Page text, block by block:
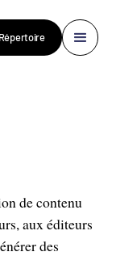
Répertoire
de contenu
aux éditeurs
des